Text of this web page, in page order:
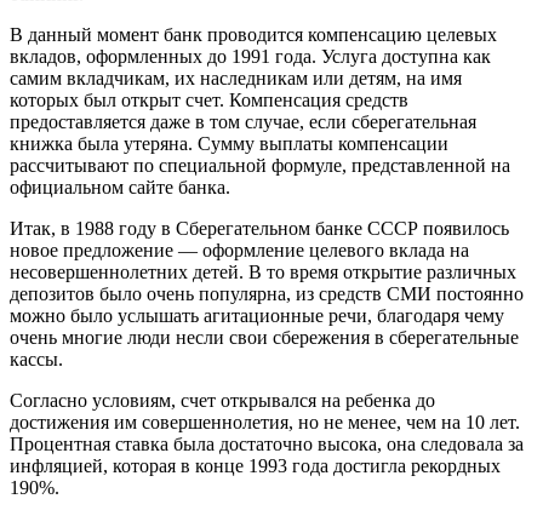
В данный момент банк проводится компенсацию целевых
вкладов, оформленных до 1991 года. Услуга доступна как
самим вкладчикам, их наследникам или детям, на имя
которых был открыт счет. Компенсация средств
предоставляется даже в том случае, если сберегательная
книжка была утеряна. Сумму выплаты компенсации
рассчитывают по специальной формуле, представленной на
официальном сайте банка.
Итак, в 1988 году в Сберегательном банке СССР появилось
новое предложение — оформление целевого вклада на
несовершеннолетних детей. В то время открытие различных
депозитов было очень популярна, из средств СМИ постоянно
можно было услышать агитационные речи, благодаря чему
очень многие люди несли свои сбережения в сберегательные
кассы.
Согласно условиям, счет открывался на ребенка до
достижения им совершеннолетия, но не менее, чем на 10 лет.
Процентная ставка была достаточно высока, она следовала за
инфляцией, которая в конце 1993 года достигла рекордных
190%.